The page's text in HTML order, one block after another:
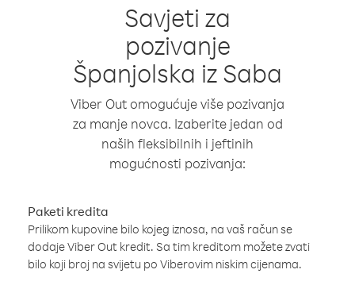
Savjeti za
pozivanje
Španjolska iz Saba
Viber Out omogućuje više pozivanja
za manje novca. Izaberite jedan od
naših fleksibilnih i jeftinih
mogućnosti pozivanja:
Paketi kredita
Prilikom kupovine bilo kojeg iznosa, na vaš račun se
dodaje Viber Out kredit. Sa tim kreditom možete zvati
bilo koji broj na svijetu po Viberovim niskim cijenama.